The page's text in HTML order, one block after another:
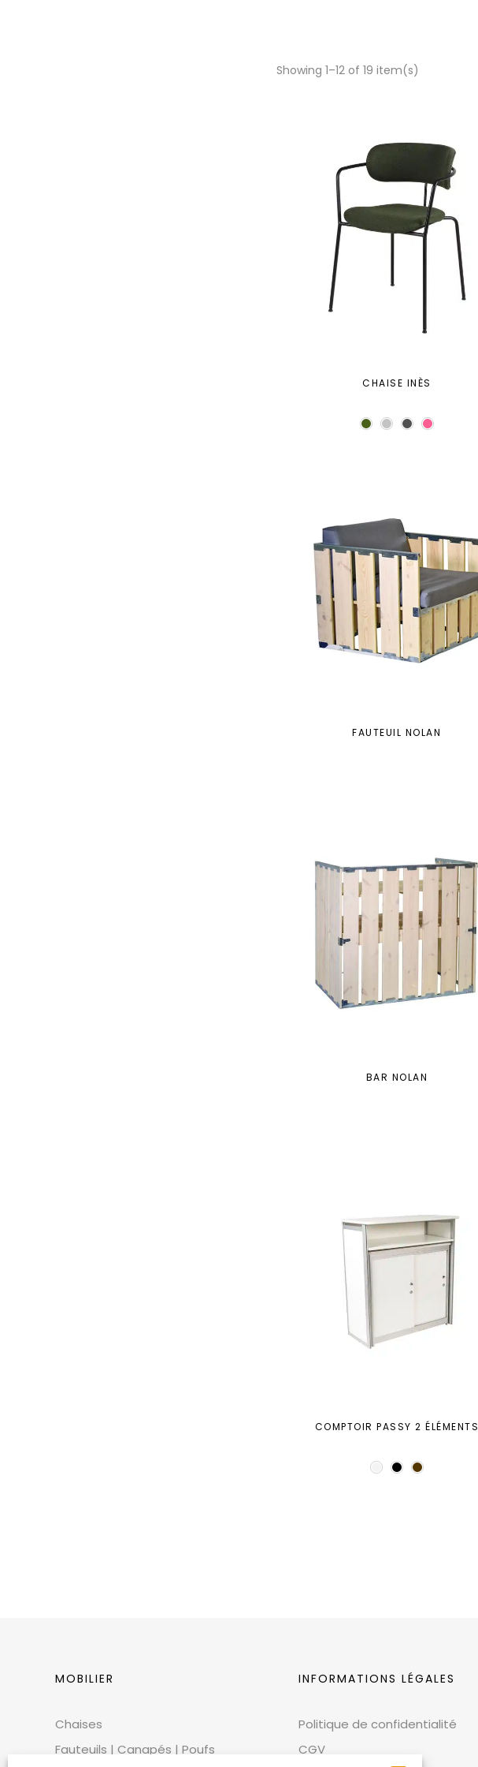
Showing 1–12 of 19 item(s)
CHAISE INÈS
FAUTEUIL NOLAN
BAR NOLAN
COMPTOIR PASSY 2 ÉLÉMENTS
MOBILIER
Chaises
Fauteuils | Canapés | Poufs
INFORMATIONS LÉGALES
Politique de confidentialité
CGV